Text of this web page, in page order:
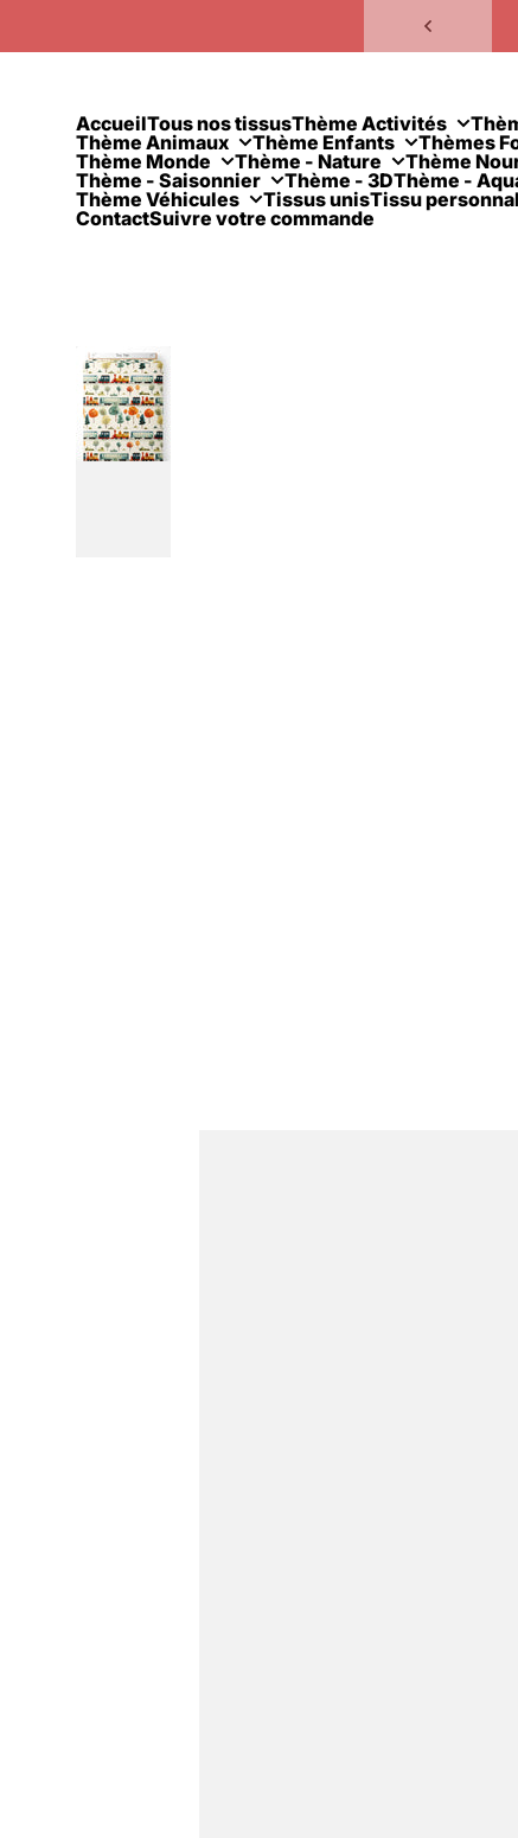
AccueilTous nos tissusThème Activités
Thème Animaux
Thème Enfants
Thèmes
Thème Monde
Thème - Nature
Thème
Thème - Saisonnier
Thème - 3DThème -
Thème Véhicules
Tissus unisTissu
ContactSuivre votre commande